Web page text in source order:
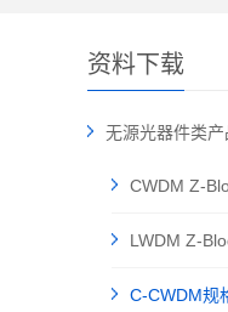
资料下载
无源光器件类产
CWDM Z-
LWDM Z-
C-CWDM规